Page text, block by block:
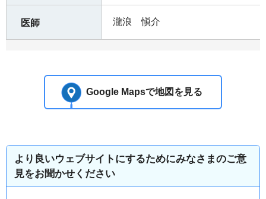
医師 瀧浪 愼介
Google Mapsで地図を見る
より良いウェブサイトにするためにみなさまのご意
見をお聞かせください